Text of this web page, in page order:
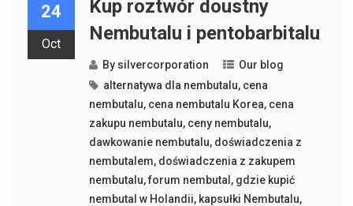
24
Oct
Kup roztwór doustny
Nembutalu i pentobarbitalu
By silvercorporation
Our blog
alternatywa dla nembutalu, cena
nembutalu, cena nembutalu Korea, cena
zakupu nembutalu, ceny nembutalu,
dawkowanie nembutalu, doświadczenia z
nembutalem, doświadczenia z zakupem
nembutalu,forum nembutal , gdzie kupić
nembutal w Holandii, kapsułki Nembutalu,